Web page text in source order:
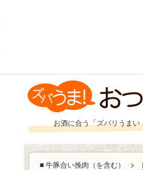
お酒に合う「ズバリうま
■ 牛豚合い挽肉（を含む）